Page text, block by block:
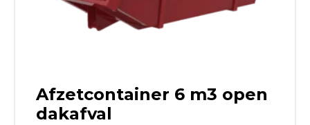
Afzetcontainer 6 m3 open
dakafval